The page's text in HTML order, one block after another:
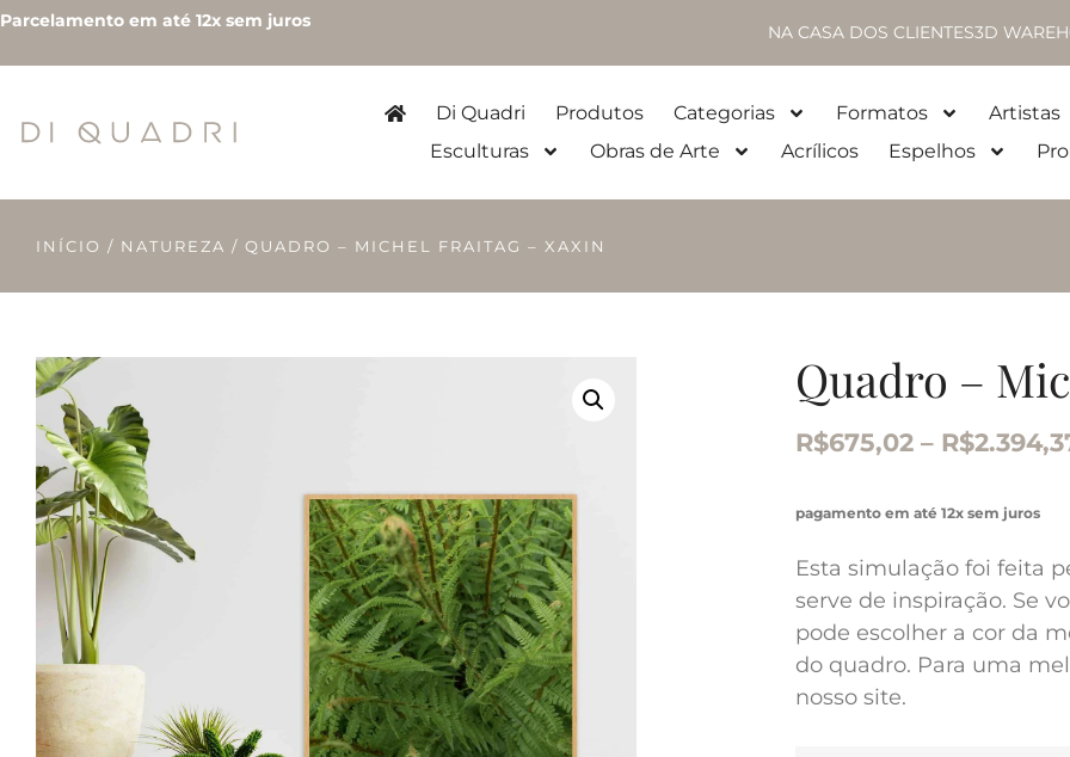
Parcelamento em até 12x sem juros
NA CASA DOS CLIENTES3D
Di Quadri Produtos Categorias Formatos Artistas
Esculturas
Obras de Arte Acrílicos Espelhos
INÍCIO / NATUREZA / QUADRO – MICHEL FRAITAG – XAXIN
Quadro –
R$675,02 – R$
pagamento em até 12x sem juros
Esta simulação foi feita
serve de inspiração. Se
pode escolher a cor da
do quadro. Para uma
nosso site.